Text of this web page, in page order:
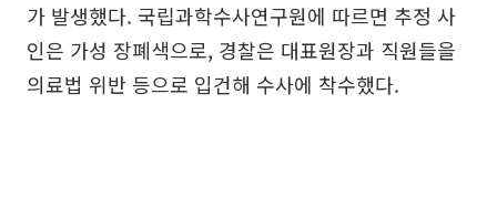
가 발생했다. 국립과학수사연구원에 따르면 추정 사
인은 가성 장폐색으로, 경찰은 대표원장과 직원들을
의료법 위반 등으로 입건해 수사에 착수했다.